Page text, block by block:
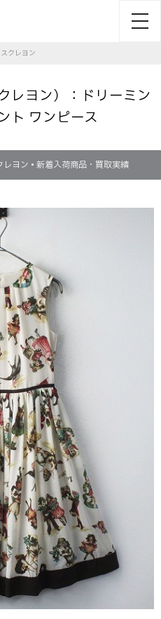
クレヨン
レヨン）：ドリーミン
ト ワンピース
レヨン • 新着入荷商品・買取実績